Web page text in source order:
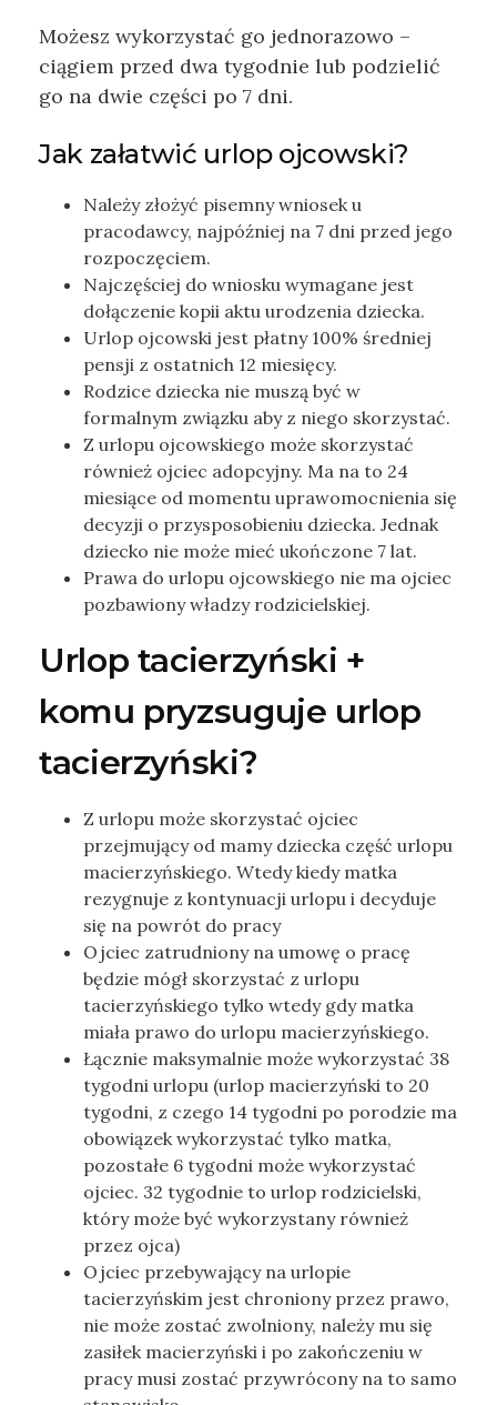
Możesz wykorzystać go jednorazowo –
ciągiem przed dwa tygodnie lub podzielić
go na dwie części po 7 dni.
Jak załatwić urlop ojcowski?
Należy złożyć pisemny wniosek u
pracodawcy, najpóźniej na 7 dni przed jego
rozpoczęciem.
Najczęściej do wniosku wymagane jest
dołączenie kopii aktu urodzenia dziecka.
Urlop ojcowski jest płatny 100% średniej
pensji z ostatnich 12 miesięcy.
Rodzice dziecka nie muszą być w
formalnym związku aby z niego skorzystać.
Z urlopu ojcowskiego może skorzystać
również ojciec adopcyjny. Ma na to 24
miesiące od momentu uprawomocnienia się
decyzji o przysposobieniu dziecka. Jednak
dziecko nie może mieć ukończone 7 lat.
Prawa do urlopu ojcowskiego nie ma ojciec
pozbawiony władzy rodzicielskiej.
Urlop tacierzyński +
komu pryzsuguje urlop
tacierzyński?
Z urlopu może skorzystać ojciec
przejmujący od mamy dziecka część urlopu
macierzyńskiego. Wtedy kiedy matka
rezygnuje z kontynuacji urlopu i decyduje
się na powrót do pracy
Ojciec zatrudniony na umowę o pracę
będzie mógł skorzystać z urlopu
tacierzyńskiego tylko wtedy gdy matka
miała prawo do urlopu macierzyńskiego.
Łącznie maksymalnie może wykorzystać 38
tygodni urlopu (urlop macierzyński to 20
tygodni, z czego 14 tygodni po porodzie ma
obowiązek wykorzystać tylko matka,
pozostałe 6 tygodni może wykorzystać
ojciec. 32 tygodnie to urlop rodzicielski,
który może być wykorzystany również
przez ojca)
Ojciec przebywający na urlopie
tacierzyńskim jest chroniony przez prawo,
nie może zostać zwolniony, należy mu się
zasiłek macierzyński i po zakończeniu w
pracy musi zostać przywrócony na to samo